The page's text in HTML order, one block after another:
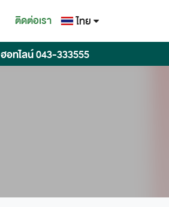
ติดต่อเรา ไทย
English
ฮอทไลน์043-333555